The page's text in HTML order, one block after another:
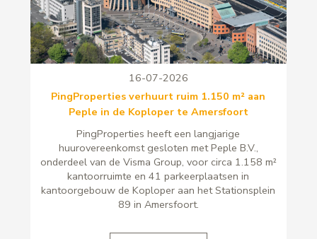
16-07-2026
PingProperties verhuurt ruim 1.150 m² aan
Peple in de Koploper te Amersfoort
PingProperties heeft een langjarige
huurovereenkomst gesloten met Peple B.V.,
onderdeel van de Visma Group, voor circa 1.158 m²
kantoorruimte en 41 parkeerplaatsen in
kantoorgebouw de Koploper aan het Stationsplein
89 in Amersfoort.